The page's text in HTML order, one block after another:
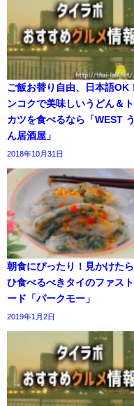
ご飯お替り自由、日本語OK
ンコクで美味しいうどん＆
カツを食べるなら「WEST
ん居酒屋」
2018年10月31日
朝食にぴったり！見かけた
ひ食べるべきタイのファス
ード「パークモー」
2019年1月2日